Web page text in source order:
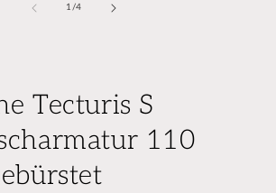
1/von
4
Tecturis S
110